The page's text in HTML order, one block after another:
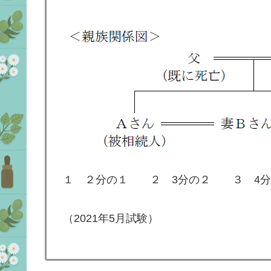
１ ２分の１ ２ 3分の２ ３ 4分
（2021年5月試験）